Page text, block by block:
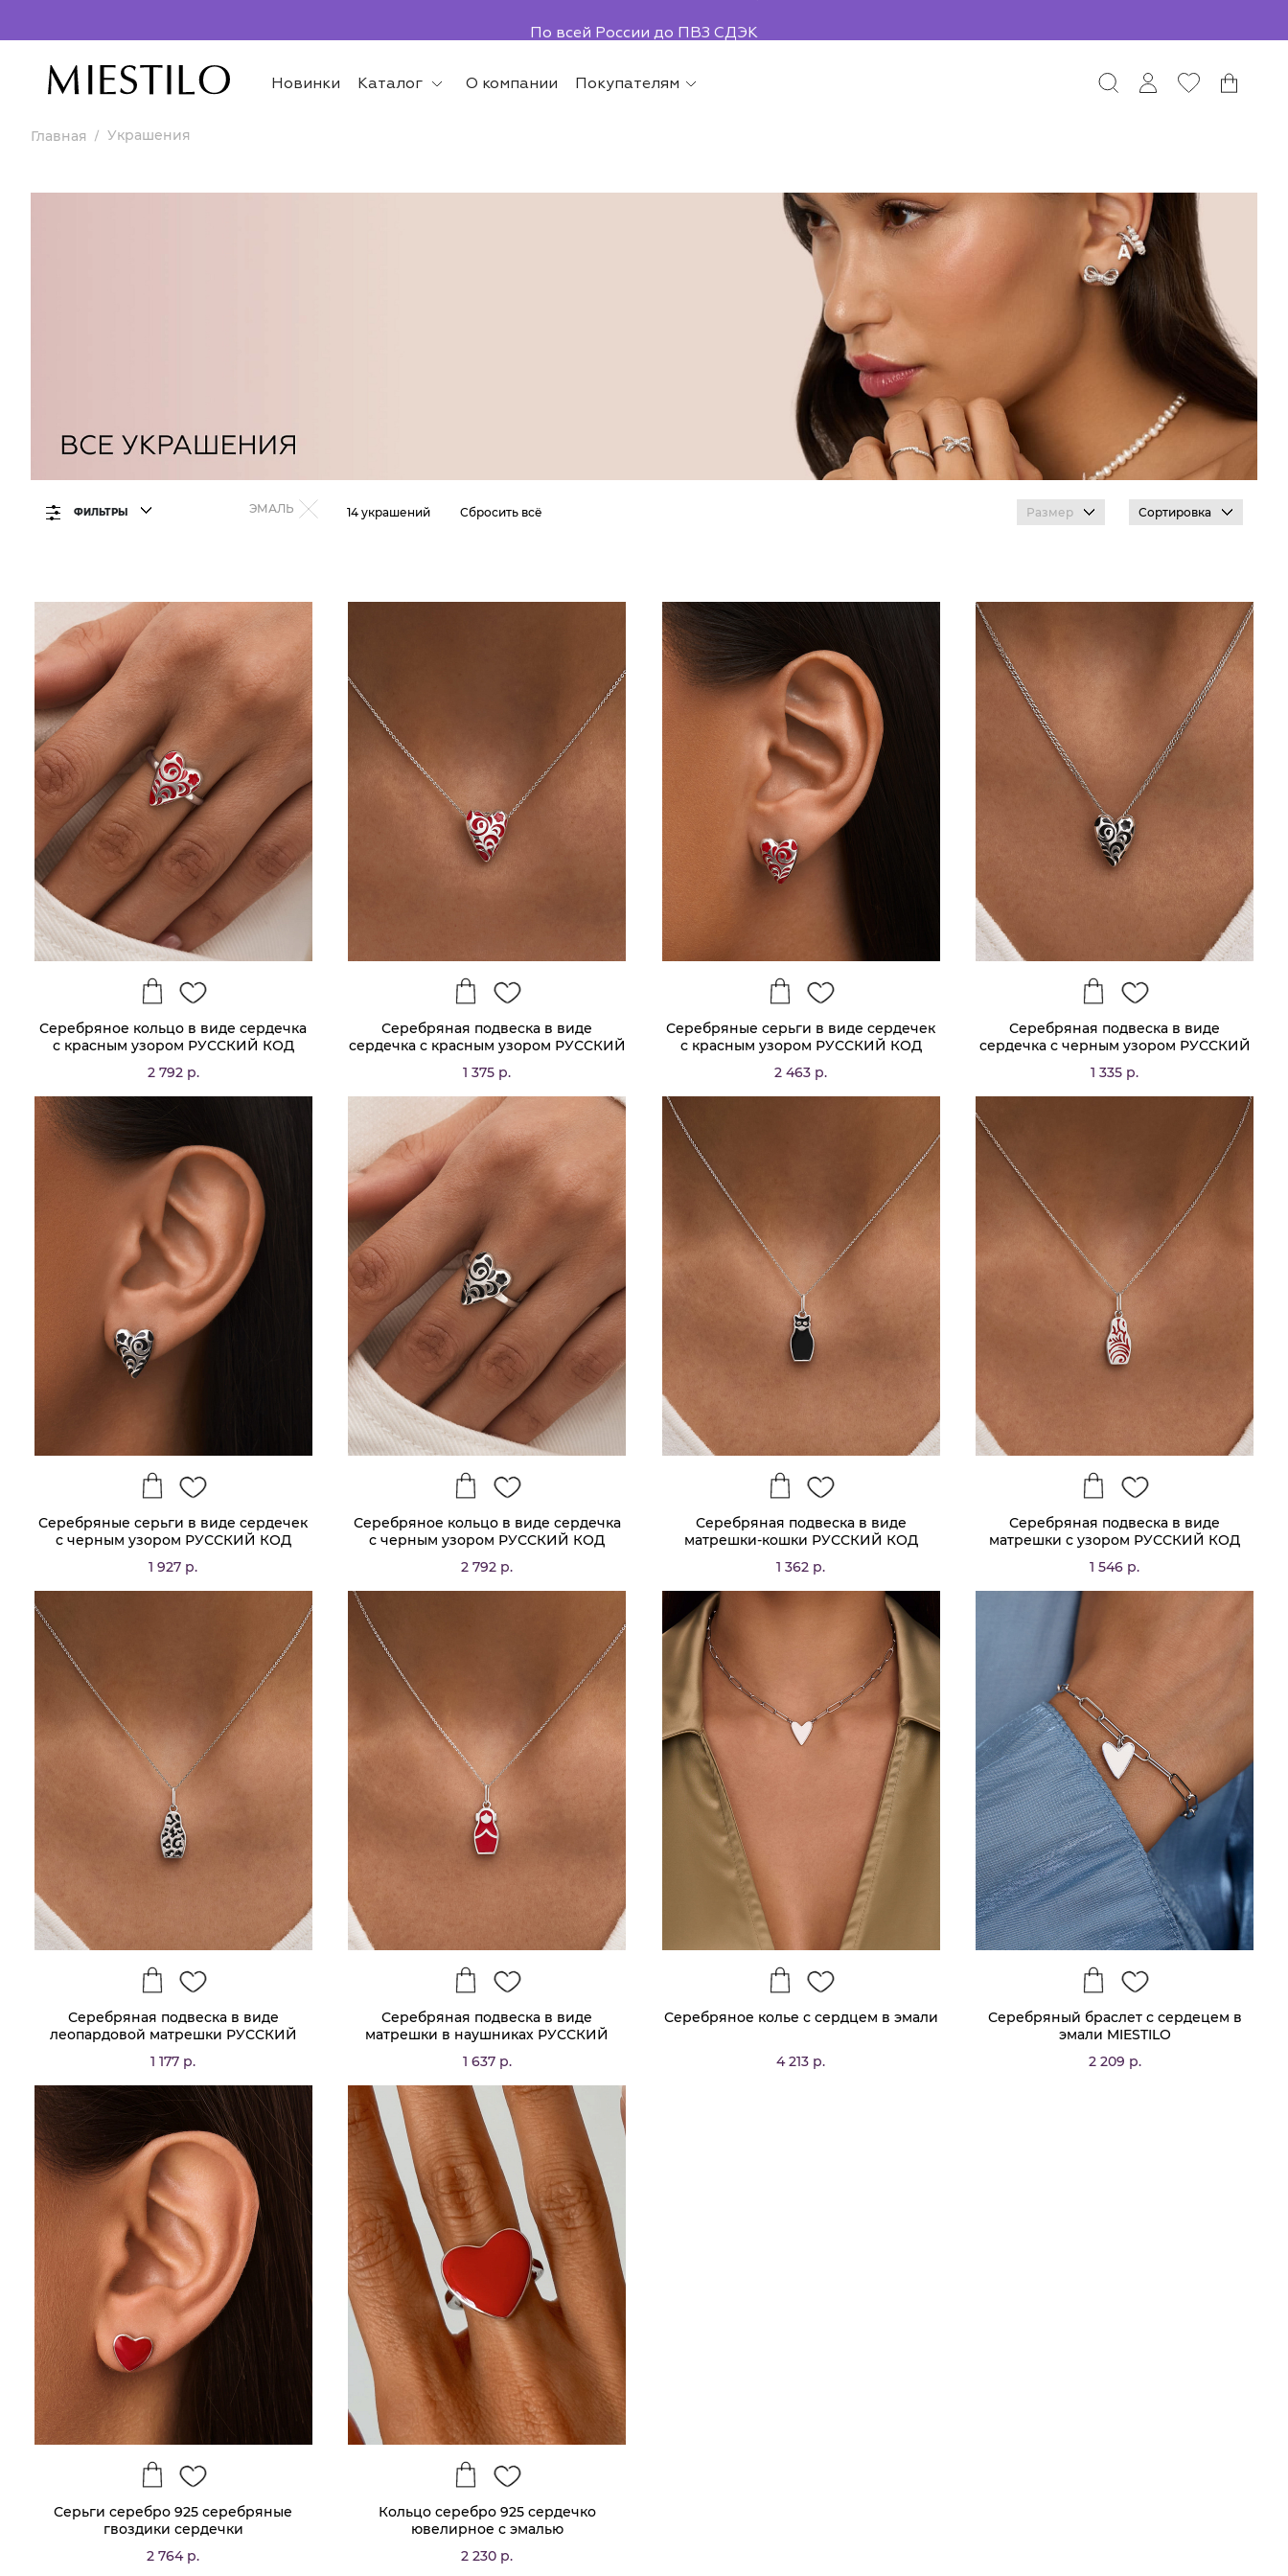
Новинки Каталог О компании Покупателям
Главная Украшения
ФИЛЬТРЫ ЭМАЛЬ 14 украшений Сбросить всё Размер Сортировка
Серебряное кольцо в виде сердечка
с красным узором РУССКИЙ КОД
2 792 р.
Серебряная подвеска в виде
сердечка с красным узором РУССКИЙ
1 375 р.
Серебряные серьги в виде сердечек
с красным узором РУССКИЙ КОД
2 463 р.
Серебряная подвеска в виде
сердечка с черным узором РУССКИЙ
1 335 р.
Серебряные серьги в виде сердечек
с черным узором РУССКИЙ КОД
1 927 р.
Серебряное кольцо в виде сердечка
с черным узором РУССКИЙ КОД
2 792 р.
Серебряная подвеска в виде
матрешки-кошки РУССКИЙ КОД
1 362 р.
Серебряная подвеска в виде
матрешки с узором РУССКИЙ КОД
1 546 р.
Серебряная подвеска в виде
леопардовой матрешки РУССКИЙ
1 177 р.
Серебряная подвеска в виде
матрешки в наушниках РУССКИЙ
1 637 р.
Серебряное колье с сердцем в эмали
4 213 р.
Серебряный браслет с сердецем в
эмали MIESTILO
2 209 р.
Серьги серебро 925 серебряные
гвоздики сердечки
2 764 р.
Кольцо серебро 925 сердечко
ювелирное с эмалью
2 230 р.